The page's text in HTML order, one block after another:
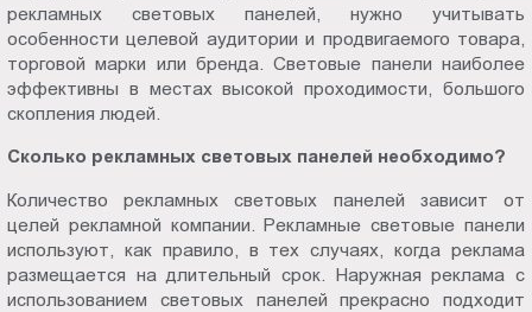
рекламных световых панелей, нужно учитывать
особенности целевой аудитории и продвигаемого товара,
торговой марки или бренда. Световые панели наиболее
эффективны в местах высокой проходимости, большого
скопления людей.
Сколько рекламных световых панелей необходимо?
Количество рекламных световых панелей зависит от
целей рекламной компании. Рекламные световые панели
используют, как правило, в тех случаях, когда реклама
размещается на длительный срок. Наружная реклама с
использованием световых панелей прекрасно подходит